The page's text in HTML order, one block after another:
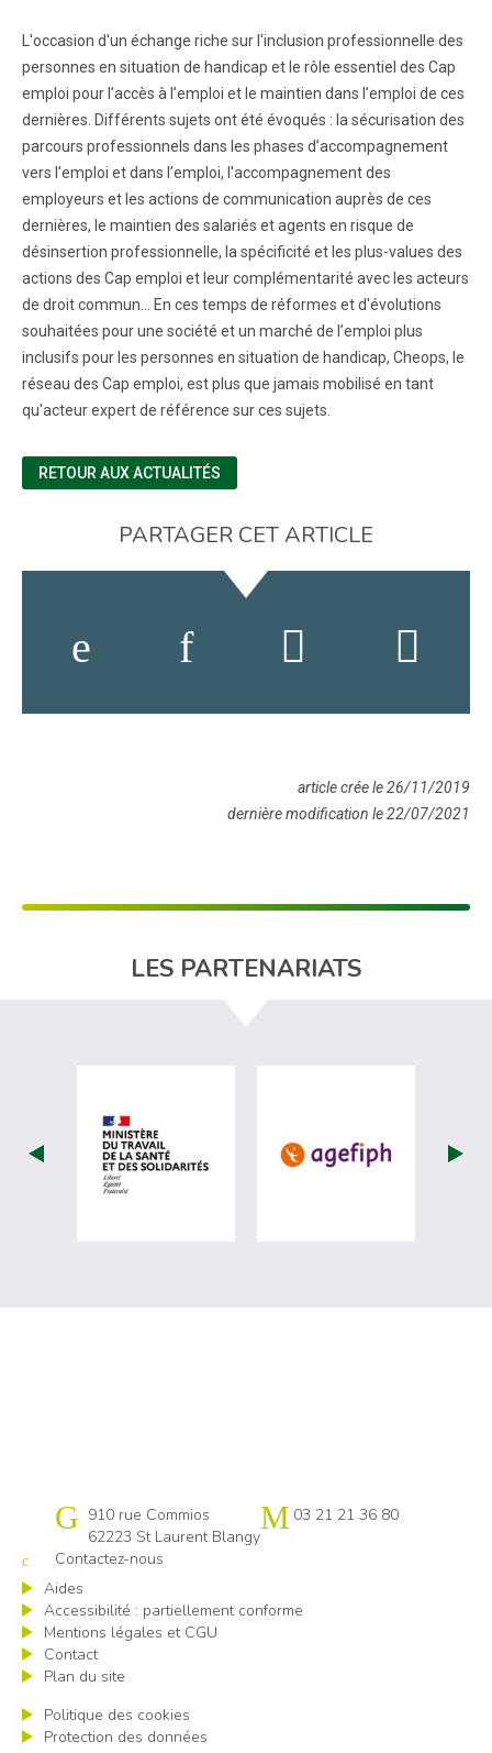
L'occasion d'un échange riche sur l'inclusion professionnelle des
personnes en situation de handicap et le rôle essentiel des Cap
emploi pour l’accès à l’emploi et le maintien dans l’emploi de ces
dernières. Différents sujets ont été évoqués : la sécurisation des
parcours professionnels dans les phases d’accompagnement
vers l’emploi et dans l’emploi, l'accompagnement des
employeurs et les actions de communication auprès de ces
dernières, le maintien des salariés et agents en risque de
désinsertion professionnelle, la spécificité et les plus-values des
actions des Cap emploi et leur complémentarité avec les acteurs
de droit commun... En ces temps de réformes et d'évolutions
souhaitées pour une société et un marché de l’emploi plus
inclusifs pour les personnes en situation de handicap, Cheops, le
réseau des Cap emploi, est plus que jamais mobilisé en tant
qu'acteur expert de référence sur ces sujets.
RETOUR AUX ACTUALITÉS
PARTAGER CET ARTICLE
article crée le 26/11/2019
dernière modification le 22/07/2021
LES PARTENARIATS
visiter les site de Ministère du travail
visiter les
Cap emploi Pas-de-Calais centre
910 rue Commios
62223 St Laurent Blangy
03 21 21 36 80
Contactez-nous
Aides
Accessibilité : partiellement conforme
Mentions légales et CGU
Contact
Plan du site
Politique des cookies
Protection des données